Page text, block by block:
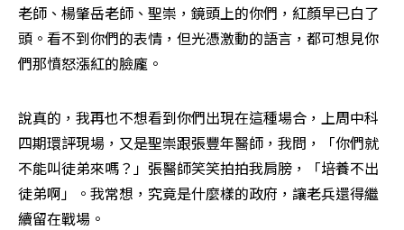
老師、楊肇岳老師、聖崇，鏡頭上的你們，紅顏早已白了
頭。看不到你們的表情，但光憑激動的語言，都可想見你
們那憤怒漲紅的臉龐。
說真的，我再也不想看到你們出現在這種場合，上周中科
四期環評現場，又是聖崇跟張豐年醫師，我問，「你們就
不能叫徒弟來嗎？」張醫師笑笑拍拍我肩膀，「培養不出
徒弟啊」。我常想，究竟是什麼樣的政府，讓老兵還得繼
續留在戰場。